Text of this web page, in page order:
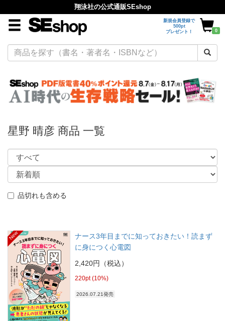
翔泳社の公式通販SEshop
新規会員登録で
500pt
プレゼント！
0
星野 晴彦 商品 一覧
品切れも含める
New
ナース3年目までに知っておきたい！読まず
に身につく心電図
2,420円（税込）
220pt (10%)
2026.07.21発売